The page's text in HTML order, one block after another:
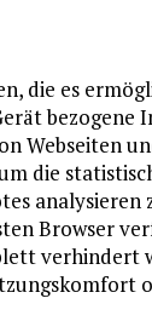
die es
Webseiten
die
Browser
verhindert